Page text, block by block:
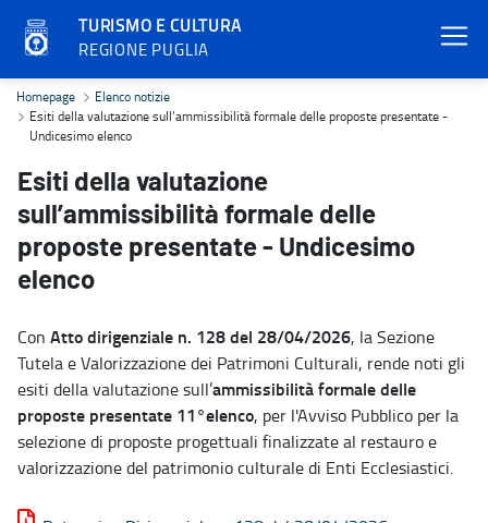
TURISMO E CULTURA
REGIONE PUGLIA
Esiti della valutazione sull’ammissibilità formale delle proposte
Homepage
Elenco notizie
Esiti della valutazione sull’ammissibilità formale delle proposte presentate -
Undicesimo elenco
Esiti della valutazione
sull’ammissibilità formale delle
proposte presentate - Undicesimo
elenco
Con Atto dirigenziale n. 128 del 28/04/2026, la Sezione
Tutela e Valorizzazione dei Patrimoni Culturali, rende noti gli
esiti della valutazione sull’ammissibilità formale delle
proposte presentate 11°elenco, per l'Avviso Pubblico per la
selezione di proposte progettuali finalizzate al restauro e
valorizzazione del patrimonio culturale di Enti Ecclesiastici.